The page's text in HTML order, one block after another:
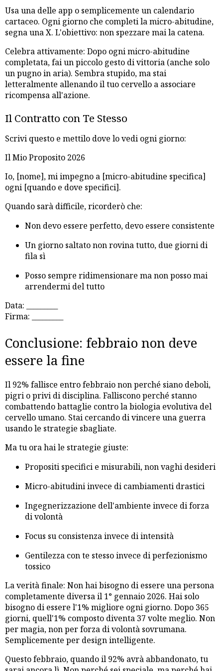
Usa una delle app o semplicemente un calendario
cartaceo. Ogni giorno che completi la micro-abitudine,
segna una X. L'obiettivo: non spezzare mai la catena.
Celebra attivamente: Dopo ogni micro-abitudine
completata, fai un piccolo gesto di vittoria (anche solo
un pugno in aria). Sembra stupido, ma stai
letteralmente allenando il tuo cervello a associare
ricompensa all'azione.
Il Contratto con Te Stesso
Scrivi questo e mettilo dove lo vedi ogni giorno:
Il Mio Proposito 2026
Io, [nome], mi impegno a [micro-abitudine specifica]
ogni [quando e dove specifici].
Quando sarà difficile, ricorderò che:
Non devo essere perfetto, devo essere consistente
Un giorno saltato non rovina tutto, due giorni di
fila sì
Posso sempre ridimensionare ma non posso mai
arrendermi del tutto
Data: _________
Firma: _________
Conclusione: febbraio non deve
essere la fine
Il 92% fallisce entro febbraio non perché siano deboli,
pigri o privi di disciplina. Falliscono perché stanno
combattendo battaglie contro la biologia evolutiva del
cervello umano. Stai cercando di vincere una guerra
usando le strategie sbagliate.
Ma tu ora hai le strategie giuste:
Propositi specifici e misurabili, non vaghi desideri
Micro-abitudini invece di cambiamenti drastici
Ingegnerizzazione dell'ambiente invece di forza
di volontà
Focus su consistenza invece di intensità
Gentilezza con te stesso invece di perfezionismo
tossico
La verità finale: Non hai bisogno di essere una persona
completamente diversa il 1° gennaio 2026. Hai solo
bisogno di essere l'1% migliore ogni giorno. Dopo 365
giorni, quell'1% composto diventa 37 volte meglio. Non
per magia, non per forza di volontà sovrumana.
Semplicemente per design intelligente.
Questo febbraio, quando il 92% avrà abbandonato, tu